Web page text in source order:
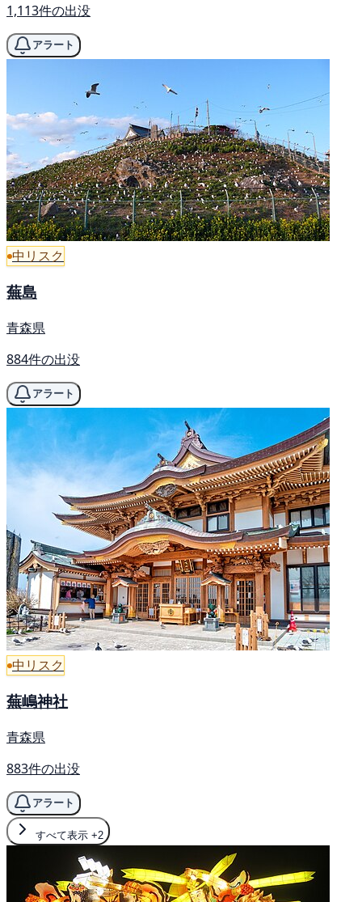
1,113件の出没
アラート
中リスク
蕪島
青森県
884件の出没
アラート
中リスク
蕪嶋神社
青森県
883件の出没
アラート
すべて表示 +2